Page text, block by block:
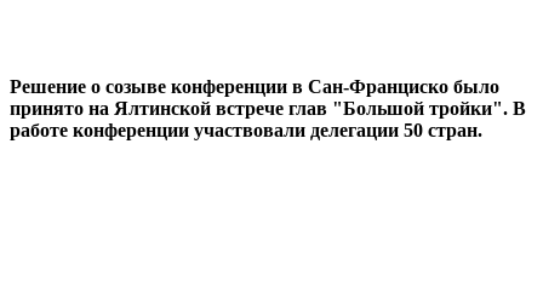
Решение о созыве конференции в Сан-Франциско было
принято на Ялтинской встрече глав "Большой тройки". В
работе конференции участвовали делегации 50 стран.